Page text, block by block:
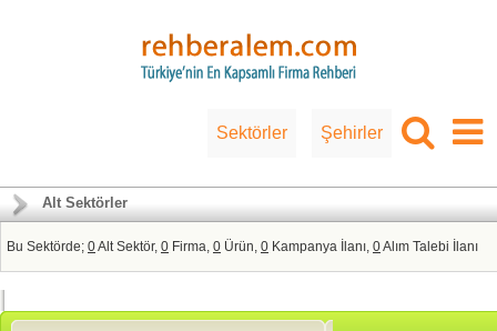
Sektörler Şehirler
Alt Sektörler
Bu Sektörde; 0Alt Sektör, 0 Firma, 0 Ürün, 0 Kampanya İlanı, 0Alım Talebi İlanı